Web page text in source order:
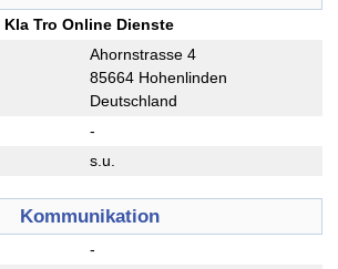
Kla Tro Online Dienste
Ahornstrasse 4
85664 Hohenlinden
Deutschland
-
s.u.
Kommunikation
-